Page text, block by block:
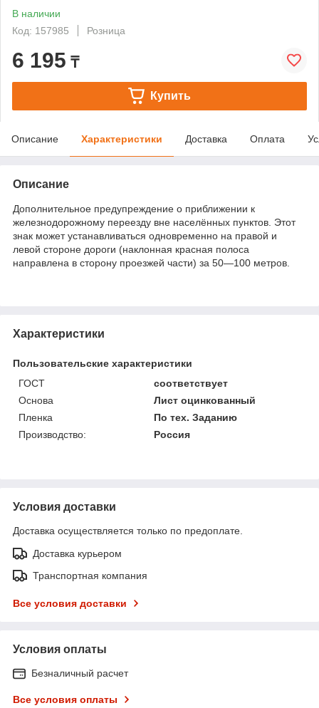
В наличии
Код: 157985
Розница
6 195 ₸
Купить
Описание Характеристики Доставка Оплата
Описание
Дополнительное предупреждение о приближении к
железнодорожному переезду вне населённых пунктов. Этот
знак может устанавливаться одновременно на правой и
левой стороне дороги (наклонная красная полоса
направлена в сторону проезжей части) за 50—100 метров.
Характеристики
Пользовательские характеристики
ГОСТ
соответствует
Основа
Лист оцинкованный
Пленка
По тех. Заданию
Производство:
Россия
Условия доставки
Доставка осуществляется только по предоплате.
Доставка курьером
Транспортная компания
Все условия доставки
Условия оплаты
Безналичный расчет
Все условия оплаты